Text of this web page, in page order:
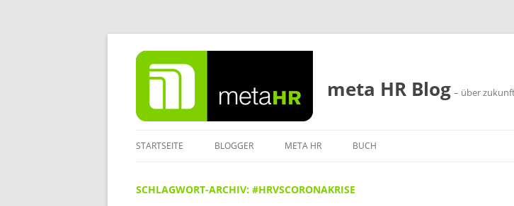
Zum
Inhalt
springen
meta HR Blog – über
STARTSEITE BLOGGER META HR BUCH
SCHLAGWORT-ARCHIV: #HRVSCORONAKRISE